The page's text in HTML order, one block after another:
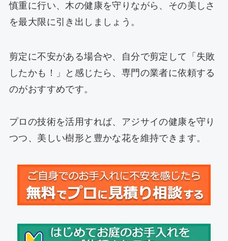
慎重に行い、木の健康を守りながら、その美しさ
を最大限に引き出しましょう。
剪定に不安がある場合や、自分で剪定して「失敗
したかも！」と感じたら、専門の業者に依頼する
のがおすすめです。
プロの技術を活用すれば、アジサイの健康を守り
つつ、美しい樹形と豊かな花を維持できます。